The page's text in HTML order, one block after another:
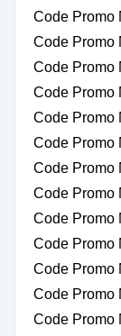
Code Promo
Code Promo
Code Promo
Code Promo
Code Promo
Code Promo
Code Promo
Code Promo
Code Promo
Code Promo
Code Promo
Code Promo
Code Promo